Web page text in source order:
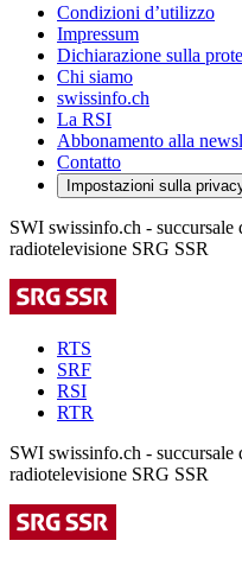
Condizioni d’utilizzo
Impressum
Dichiarazione sulla
Chi siamo
swissinfo.ch
La RSI
Abbonamento alla
Contatto
Impostazioni sulla
SWI swissinfo.ch - succursale
radiotelevisione SRG SSR
RTS
SRF
RSI
RTR
SWI swissinfo.ch - succursale
radiotelevisione SRG SSR